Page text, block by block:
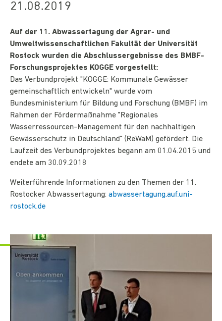
21.08.2019
Auf der 11. Abwassertagung der Agrar- und
Umweltwissenschaftlichen Fakultät der Universität
Rostock wurden die Abschlussergebnisse des BMBF-
Forschungsprojektes KOGGE vorgestellt:
Das Verbundprojekt "KOGGE: Kommunale Gewässer
gemeinschaftlich entwickeln" wurde vom
Bundesministerium für Bildung und Forschung (BMBF) im
Rahmen der Fördermaßnahme "Regionales
Wasserressourcen-Management für den nachhaltigen
Gewässerschutz in Deutschland" (ReWaM) gefördert. Die
Laufzeit des Verbundprojektes begann am 01.04.2015 und
endete am 30.09.2018
Weiterführende Informationen zu den Themen der 11.
Rostocker Abwassertagung: abwassertagung.auf.uni-
rostock.de